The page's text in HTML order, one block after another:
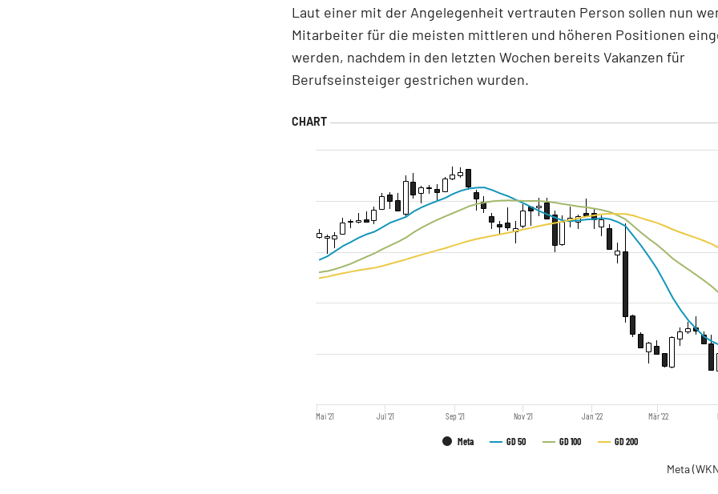
Laut einer mit der Angelegenheit vertrauten Person sollen nun
Mitarbeiter für die meisten mittleren und höheren Positionen
werden, nachdem in den letzten Wochen bereits Vakanzen für
Berufseinsteiger gestrichen wurden.
Meta GD 50 GD 100 GD 200
Jul '21 Jan '22
Mai '21 Sep '21 Nov '21 Mär '22
Meta